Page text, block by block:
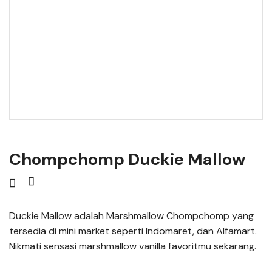
Chompchomp Duckie Mallow
Duckie Mallow adalah Marshmallow Chompchomp yang
tersedia di mini market seperti Indomaret, dan Alfamart.
Nikmati sensasi marshmallow vanilla favoritmu sekarang.